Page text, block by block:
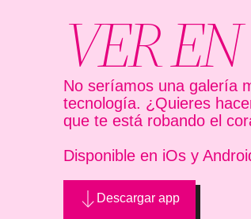
VER EN
No seríamos una galería
tecnología. ¿Quieres
que te está robando el
Disponible en iOs y
Descargar app